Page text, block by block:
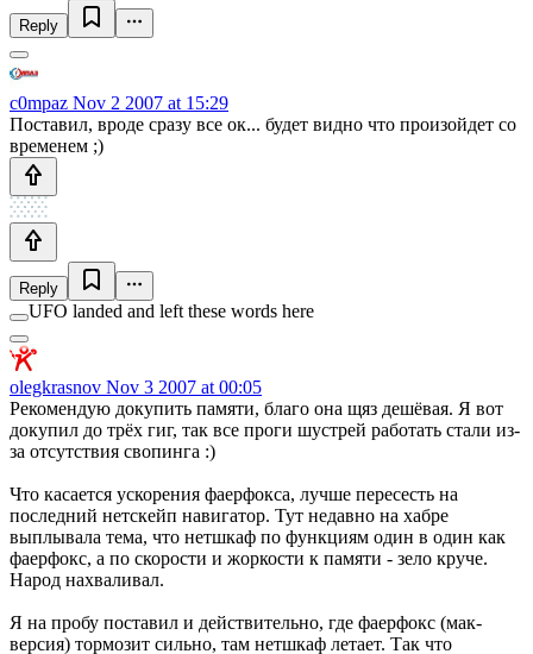
Reply
c0mpaz Nov 2 2007 at 15:29
Поставил, вроде сразу все ок... будет видно что произойдет со
временем ;)
Reply
UFO landed and left these words here
olegkrasnov Nov 3 2007 at 00:05
Рекомендую докупить памяти, благо она щяз дешёвая. Я вот
докупил до трёх гиг, так все проги шустрей работать стали из-
за отсутствия свопинга :)
Что касается ускорения фаерфокса, лучше пересесть на
последний нетскейп навигатор. Тут недавно на хабре
выплывала тема, что нетшкаф по функциям один в один как
фаерфокс, а по скорости и жоркости к памяти - зело круче.
Народ нахваливал.
Я на пробу поставил и действительно, где фаерфокс (мак-
версия) тормозит сильно, там нетшкаф летает. Так что